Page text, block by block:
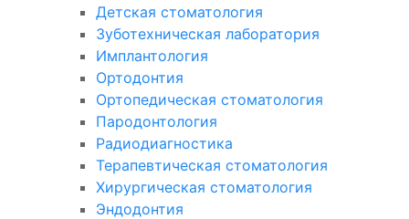
Детская стоматология
Зуботехническая лаборатория
Имплантология
Ортодонтия
Ортопедическая стоматология
Пародонтология
Радиодиагностика
Терапевтическая стоматология
Хирургическая стоматология
Эндодонтия